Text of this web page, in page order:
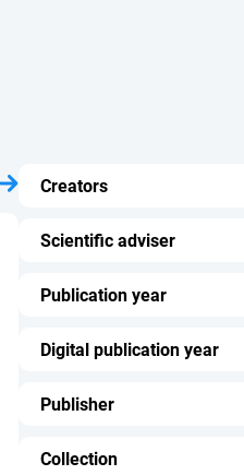
Creators
Scientific adviser
Publication year
Digital publication year
Publisher
Collection